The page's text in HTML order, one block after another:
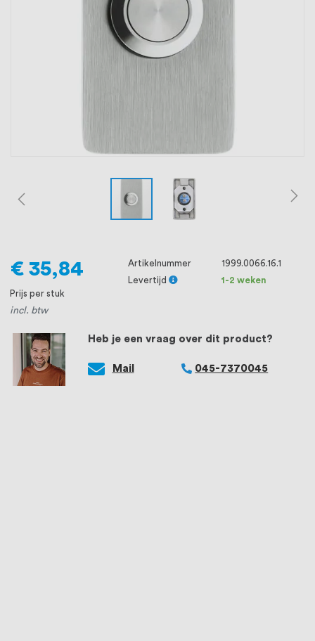
ons voorop, want we geloven dat een
goede relatie met onze klanten het
Heb je een vraag over dit product?
Mail 045-7370045
€ 35,84
Prijs per stuk
incl. btw
Artikelnummer
1999.0066.16.1
Levertijd
1-2 weken